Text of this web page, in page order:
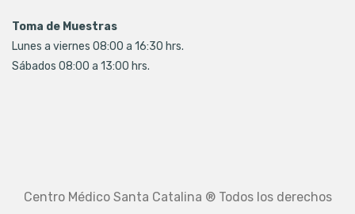
Toma de Muestras
Lunes a viernes 08:00 a 16:30 hrs.
Sábados 08:00 a 13:00 hrs.
Centro Médico Santa Catalina ® Todos los derechos